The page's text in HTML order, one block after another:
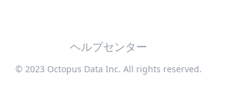
ヘルプセンター
© 2023 Octopus Data Inc. All rights reserved.